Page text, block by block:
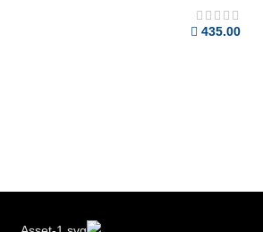
نظام مفاصل متعدد المحاور
435.00